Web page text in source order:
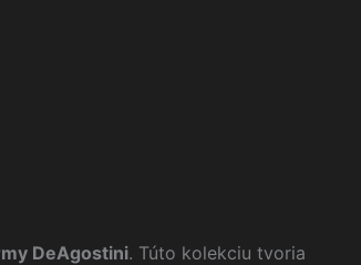
DeAgostini. Túto kolekciu tvoria